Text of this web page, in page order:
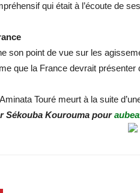
qui était à l’écoute de
son point de vue sur les
que la France devrait
Touré meurt à la suite
Sékouba Kourouma pour